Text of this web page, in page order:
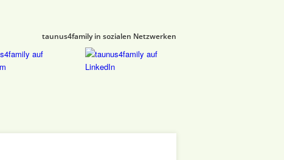
taunus4family in sozialen Netzwerken